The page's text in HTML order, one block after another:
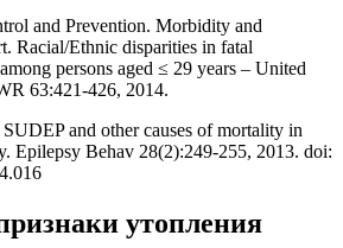
and Prevention. Morbidity and
Racial/Ethnic disparities in fatal
persons aged ≤ 29 years – United
63:421-426, 2014.
and other causes of mortality in
Epilepsy Behav 28(2):249-255, 2013. doi:
утопления